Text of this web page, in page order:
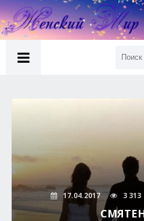
17.04.2017 3 313